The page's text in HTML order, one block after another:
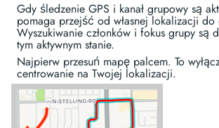
Gdy śledzenie GPS i kanał grupowy są
pomaga przejść od własnej lokalizacji do
Wyszukiwanie członków i fokus grupy są
tym aktywnym stanie.
Najpierw przesuń mapę palcem. To
centrowanie na Twojej lokalizacji.